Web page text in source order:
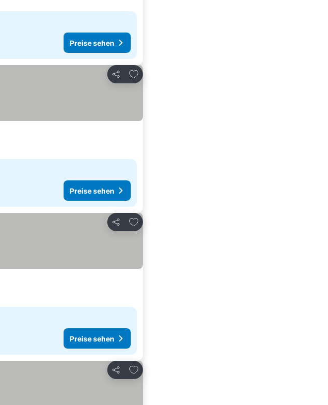
Preise sehen
Teilen
Zu Favoriten hinzufügen
Preise sehen
Teilen
Zu Favoriten hinzufügen
Preise sehen
Teilen
Zu Favoriten hinzufügen